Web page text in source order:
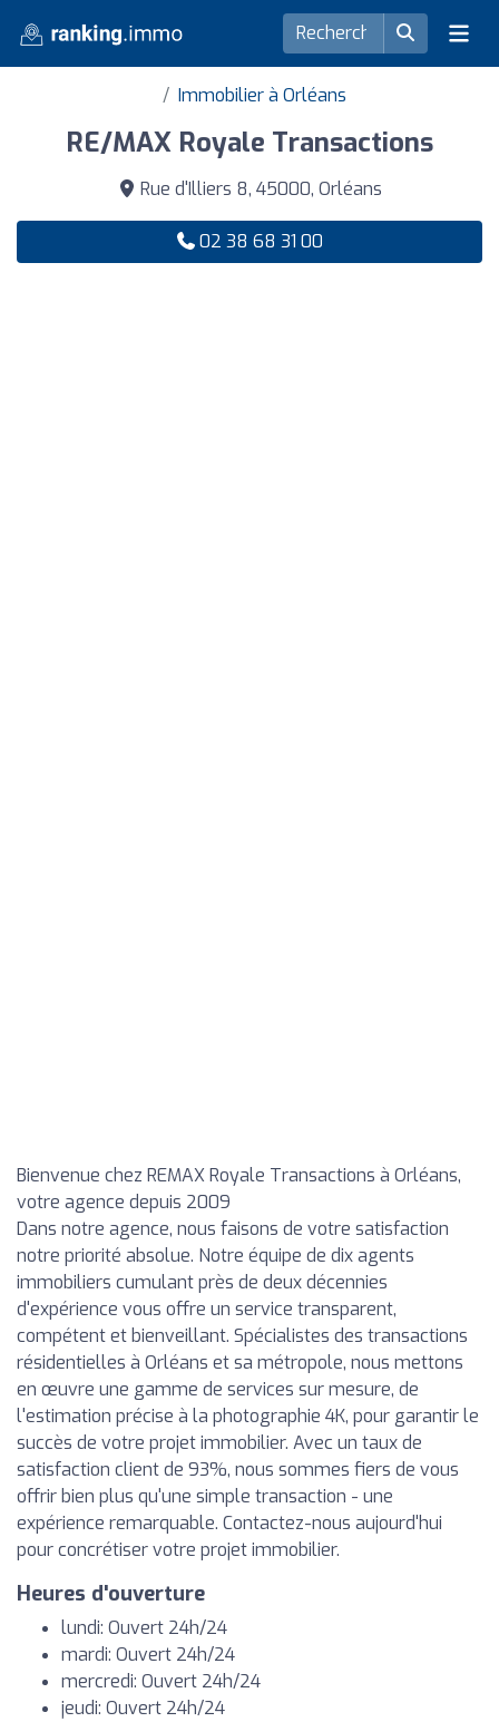
Immobilier à Orléans
RE/MAX Royale Transactions
Rue d'Illiers 8, 45000, Orléans
02 38 68 31 00
Bienvenue chez REMAX Royale Transactions à Orléans,
votre agence depuis 2009
Dans notre agence, nous faisons de votre satisfaction
notre priorité absolue. Notre équipe de dix agents
immobiliers cumulant près de deux décennies
d'expérience vous offre un service transparent,
compétent et bienveillant. Spécialistes des transactions
résidentielles à Orléans et sa métropole, nous mettons
en œuvre une gamme de services sur mesure, de
l'estimation précise à la photographie 4K, pour garantir le
succès de votre projet immobilier. Avec un taux de
satisfaction client de 93%, nous sommes fiers de vous
offrir bien plus qu'une simple transaction - une
expérience remarquable. Contactez-nous aujourd'hui
pour concrétiser votre projet immobilier.
Heures d'ouverture
lundi: Ouvert 24h/24
mardi: Ouvert 24h/24
mercredi: Ouvert 24h/24
jeudi: Ouvert 24h/24